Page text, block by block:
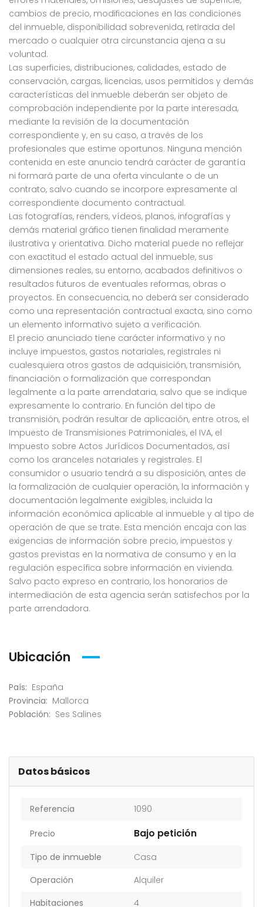
cambios de precio, modificaciones en las condiciones
del inmueble, disponibilidad sobrevenida, retirada del
mercado o cualquier otra circunstancia ajena a su
voluntad.
Las superficies, distribuciones, calidades, estado de
conservación, cargas, licencias, usos permitidos y demás
características del inmueble deberán ser objeto de
comprobación independiente por la parte interesada,
mediante la revisión de la documentación
correspondiente y, en su caso, a través de los
profesionales que estime oportunos. Ninguna mención
contenida en este anuncio tendrá carácter de garantía
ni formará parte de una oferta vinculante o de un
contrato, salvo cuando se incorpore expresamente al
correspondiente documento contractual.
Las fotografías, renders, vídeos, planos, infografías y
demás material gráfico tienen finalidad meramente
ilustrativa y orientativa. Dicho material puede no reflejar
con exactitud el estado actual del inmueble, sus
dimensiones reales, su entorno, acabados definitivos o
resultados futuros de eventuales reformas, obras o
proyectos. En consecuencia, no deberá ser considerado
como una representación contractual exacta, sino como
un elemento informativo sujeto a verificación.
El precio anunciado tiene carácter informativo y no
incluye impuestos, gastos notariales, registrales ni
cualesquiera otros gastos de adquisición, transmisión,
financiación o formalización que correspondan
legalmente a la parte arrendataria, salvo que se indique
expresamente lo contrario. En función del tipo de
transmisión, podrán resultar de aplicación, entre otros, el
Impuesto de Transmisiones Patrimoniales, el IVA, el
Impuesto sobre Actos Jurídicos Documentados, así
como los aranceles notariales y registrales. El
consumidor o usuario tendrá a su disposición, antes de
la formalización de cualquier operación, la información y
documentación legalmente exigibles, incluida la
información económica aplicable al inmueble y al tipo de
operación de que se trate. Esta mención encaja con las
exigencias de información sobre precio, impuestos y
gastos previstas en la normativa de consumo y en la
regulación específica sobre información en vivienda.
Salvo pacto expreso en contrario, los honorarios de
intermediación de esta agencia serán satisfechos por la
parte arrendadora.
Ubicación
País: España
Provincia: Mallorca
Población: Ses Salines
Datos básicos
Referencia 1090
Precio Bajo petición
Tipo de inmueble
Casa
Operación
Alquiler
Habitaciones
4